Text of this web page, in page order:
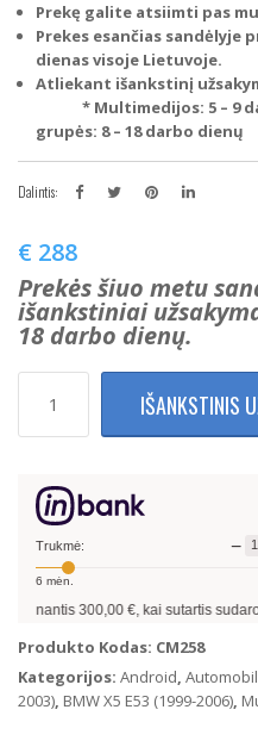
Prekę galite atsiimti pas
Prekes esančias sandėlyje
dienas visoje Lietuvoje.
Atliekant išankstinį
* Multimedijos: 5 – 9
grupės: 8 – 18 darbo dienų
Dalintis:
€ 288
Prekės šiuo metu
išankstiniai
18 darbo dienų.
kiekis:
E53
Multimedija
navigacija
10)
(Tiesus
ekranas)
IŠANKSTINIS
Trukmė: −
6 mėn.
300,00€, kai sutartis sudaroma
Produkto Kodas: CM258
Kategorijos: Android,
2003), BMW X5 E53 (1999-2006),